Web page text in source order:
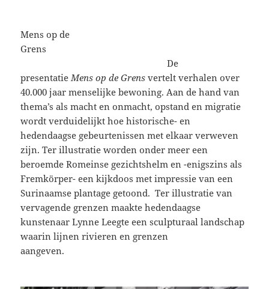
Mens op de
Grens
De
presentatieMens op de Grens vertelt verhalen over
40.000 jaar menselijke bewoning. Aan de hand van
thema’s als macht en onmacht, opstand en migratie
wordt verduidelijkt hoe historische- en
hedendaagse gebeurtenissen met elkaar verweven
zijn. Ter illustratie worden onder meer een
beroemde Romeinse gezichtshelm en -enigszins als
Fremkörper- een kijkdoos met impressie van een
Surinaamse plantage getoond. Ter illustratie van
vervagende grenzen maakte hedendaagse
kunstenaar Lynne Leegte een sculpturaal landschap
waarin lijnen rivieren en grenzen
aangeven.